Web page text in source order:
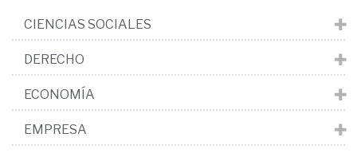
CIENCIAS SOCIALES
DERECHO
ECONOMÍA
EMPRESA